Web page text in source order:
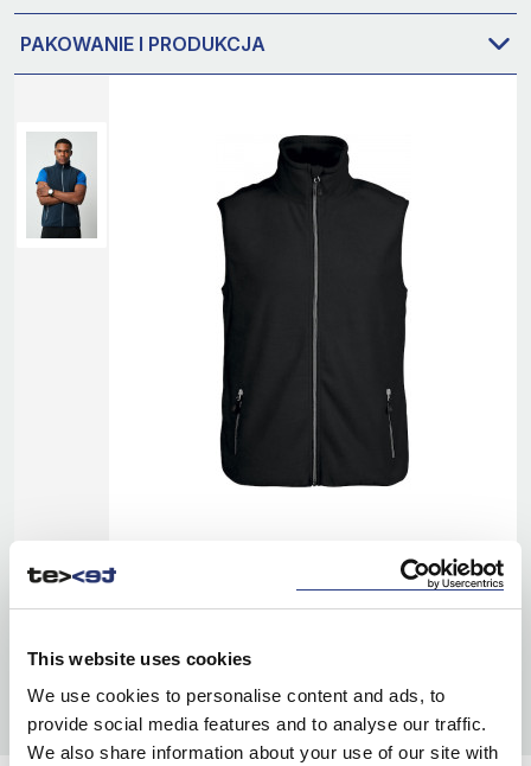
This website uses cookies
We use cookies to personalise content and ads, to
provide social media features and to analyse our traffic.
We also share information about your use of our site with
PAKOWANIE I PRODUKCJA